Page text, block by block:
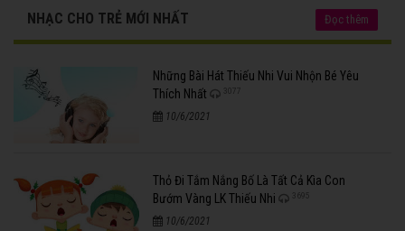
NHẠC CHO TRẺ MỚI NHẤT Đọc thêm
Những Bài Hát Thiếu Nhi Vui Nhộn Bé Yêu
Thích Nhất
3077
10/6/2021
Thỏ Đi Tắm Nắng Bố Là Tất Cả Kìa Con
Bướm Vàng LK Thiếu Nhi
3695
10/6/2021